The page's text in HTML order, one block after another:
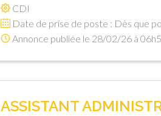
CDI
Date de prise de poste : Dès que
Annonce publiée le 28/02/26 à
ASSISTANT